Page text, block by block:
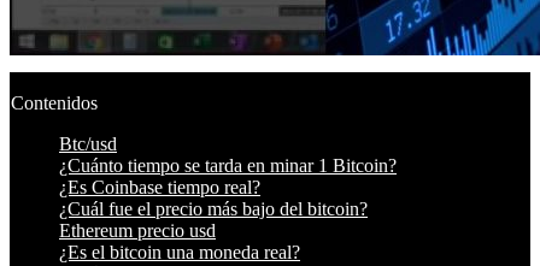
Contenidos
Btc/usd
¿Cuánto tiempo se tarda en minar 1 Bitcoin?
¿Es Coinbase tiempo real?
¿Cuál fue el precio más bajo del bitcoin?
Ethereum precio usd
¿Es el bitcoin una moneda real?